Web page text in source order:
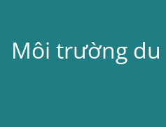
Môi trường du